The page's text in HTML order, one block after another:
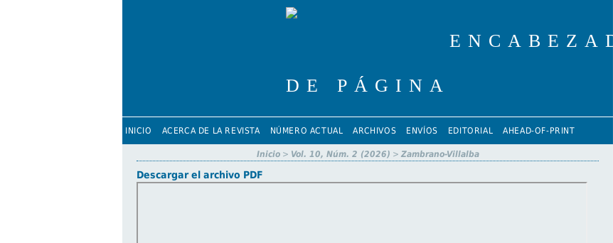
INICIO ACERCA DE LA REVISTA NÚMERO ACTUAL ARCHIVOS ENVÍOS EDITORIAL AHEAD-OF-PRINT
Inicio> Vol. 10, Núm. 2 (2026) > Zambrano-Villalba
Descargar el archivo PDF